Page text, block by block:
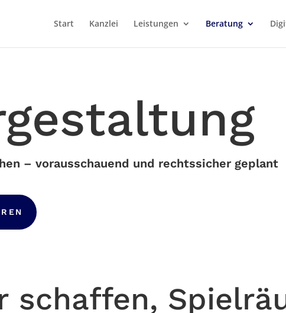
Start Kanzlei Leistungen Beratung
– vorausschauend und rechtssicher geplant
schaffen,